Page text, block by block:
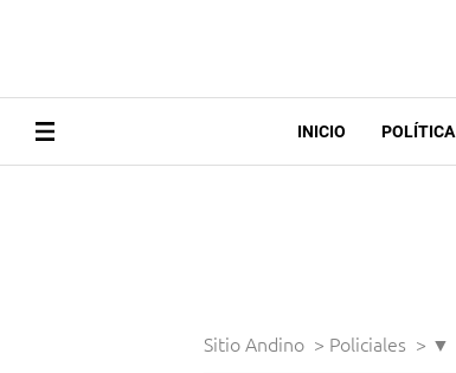
INICIO POLÍTICA
Sitio Andino > Policiales > ▼